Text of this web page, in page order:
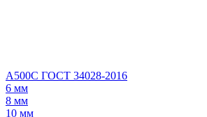
А500С ГОСТ 34028-2016
6 мм
8 мм
10 мм